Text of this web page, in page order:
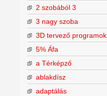
2 szobából 3
3 nagy szoba
3D tervező programok
5% Áfa
a Térképző
ablakdísz
adaptálás